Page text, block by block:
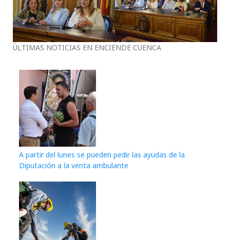
ÚLTIMAS NOTICIAS EN ENCIENDE CUENCA
A partir del lunes se pueden pedir las ayudas de la
Diputación a la venta ambulante